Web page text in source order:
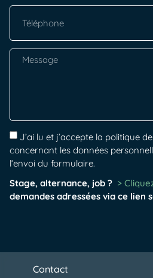
J’ai lu et j’accepte la politique
concernant les données
l’envoi du formulaire.
Stage, alternance, job ? >
demandes adressées via ce lien
Contact